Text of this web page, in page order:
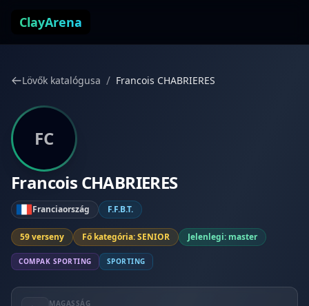
ClayArena
Lövők katalógusa / Francois CHABRIERES
FC
Francois CHABRIERES
Franciaország F.F.B.T.
59 verseny Fő kategória: SENIOR Jelenlegi: master
COMPAK SPORTING SPORTING
MAGASSÁG